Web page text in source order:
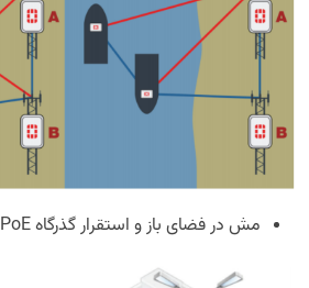
مش در فضای باز و استقرار گذرگاهPoE